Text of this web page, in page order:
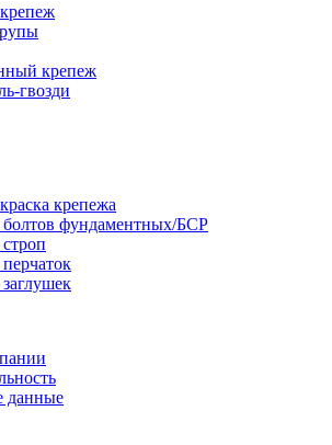
крепеж
гвозди
крепежа
болтов фундаментных/БСР
данные